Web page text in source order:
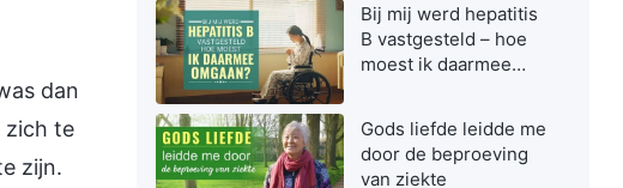
dan
zich te
zijn.
Bij mij werd hepatitis
B vastgesteld – hoe
moest ik daarmee
Gods liefde leidde me
door de beproeving
van ziekte